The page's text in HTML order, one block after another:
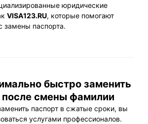
юридические
VISA123.RU, которые помогают
замены паспорта.
быстро заменить
смены фамилии
паспорт в сжатые сроки, вы
услугами профессионалов.